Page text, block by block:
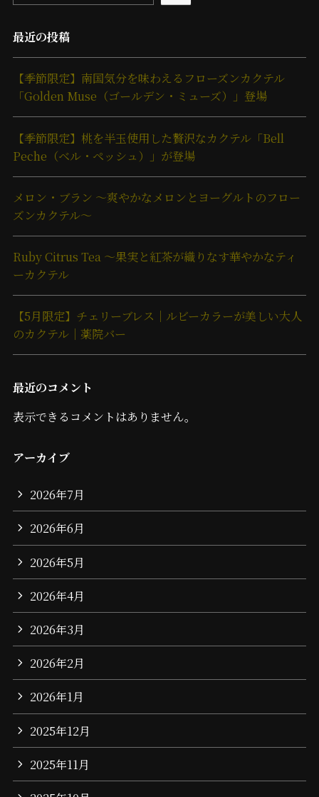
最近の投稿
【季節限定】南国気分を味わえるフローズンカクテル
「Golden Muse（ゴールデン・ミューズ）」登場
【季節限定】桃を半玉使用した贅沢なカクテル「Bell
Peche（ベル・ペッシュ）」が登場
メロン・ブラン ～爽やかなメロンとヨーグルトのフロー
ズンカクテル～
Ruby Citrus Tea ～果実と紅茶が織りなす華やかなティ
ーカクテル
【5月限定】チェリーブレス｜ルビーカラーが美しい大人
のカクテル｜薬院バー
最近のコメント
表示できるコメントはありません。
アーカイブ
2026年7月
2026年6月
2026年5月
2026年4月
2026年3月
2026年2月
2026年1月
2025年12月
2025年11月